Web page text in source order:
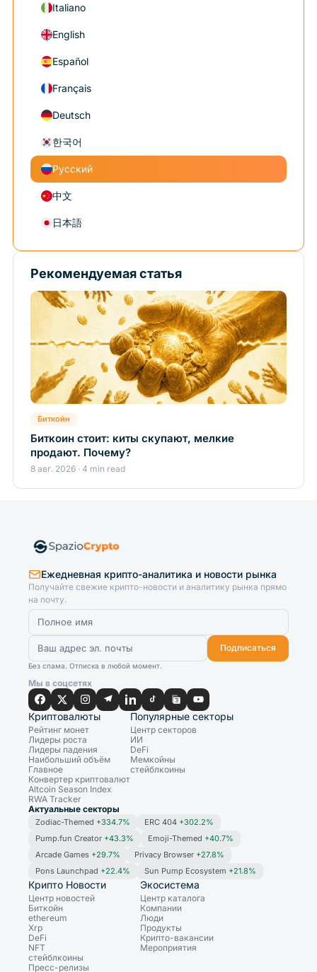
Italiano
English
Español
Français
Deutsch
한국어
Русский
中文
日本語
Рекомендуемая статья
Биткойн
Биткоин стоит: киты скупают, мелкие
продают. Почему?
8 авг. 2026 · 4 min read
Ежедневная крипто-аналитика и новости рынка
Получайте свежие крипто-новости и аналитику рынка прямо
на почту.
Подписаться
Без спама. Отписка в любой момент.
Мы в соцсетях
Криптовалюты
Рейтинг монет
Лидеры роста
Лидеры падения
Наибольший объём
Главное
Конвертер криптовалют
Altcoin Season Index
RWA Tracker
Популярные секторы
Центр секторов
ИИ
DeFi
Мемкойны
стейблкоины
Актуальные секторы
Zodiac-Themed +334.7% ERC 404 +302.2%
Pump.fun Creator +43.3% Emoji-Themed +40.7%
Arcade Games +29.7% Privacy Browser +27.8%
Pons Launchpad +22.4% Sun Pump Ecosystem +21.8%
Крипто Новости
Центр новостей
Биткойн
ethereum
Xrp
DeFi
NFT
стейблкоины
Пресс-релизы
Экосистема
Центр каталога
Компании
Люди
Продукты
Крипто-вакансии
Мероприятия